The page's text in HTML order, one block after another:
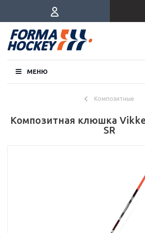
МЕНЮ
Композитные
Композитная клюшка
SR